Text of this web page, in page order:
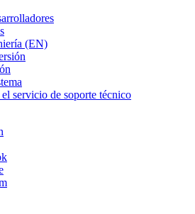
(EN)
servicio de soporte técnico